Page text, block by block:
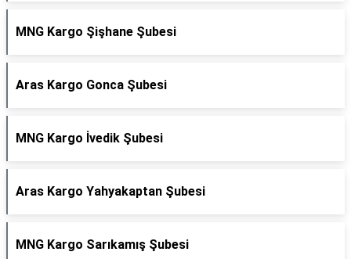
MNG Kargo Şişhane Şubesi
Aras Kargo Gonca Şubesi
MNG Kargo İvedik Şubesi
Aras Kargo Yahyakaptan Şubesi
MNG Kargo Sarıkamış Şubesi